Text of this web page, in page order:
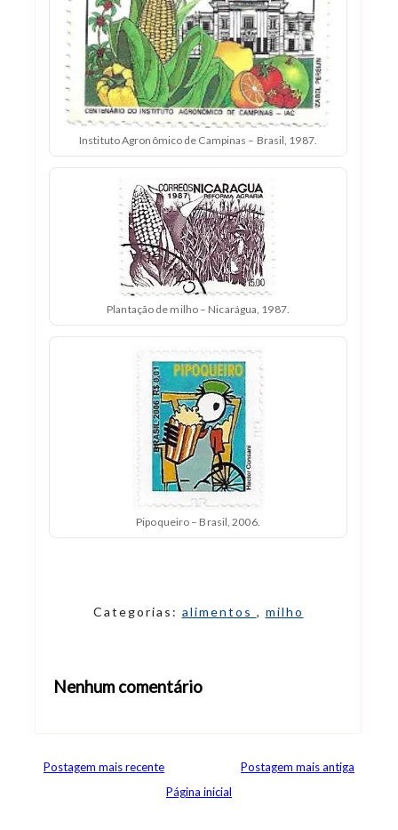
Instituto Agronômico de Campinas – Brasil, 1987.
Plantação de milho – Nicarágua, 1987.
Pipoqueiro – Brasil, 2006.
Categorias: alimentos , milho
Nenhum comentário
Postagem mais recente
Postagem mais antiga
Página inicial